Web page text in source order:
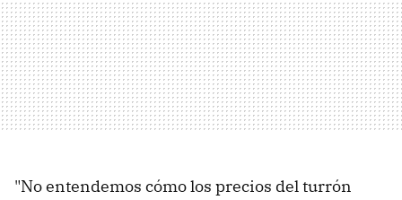
"No entendemos cómo los precios del turrón